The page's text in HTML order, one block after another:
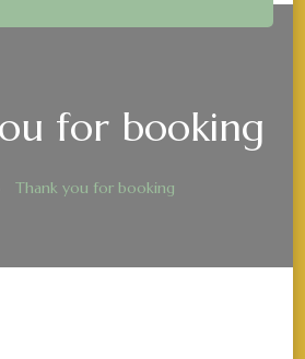
for booking
Thank you for booking